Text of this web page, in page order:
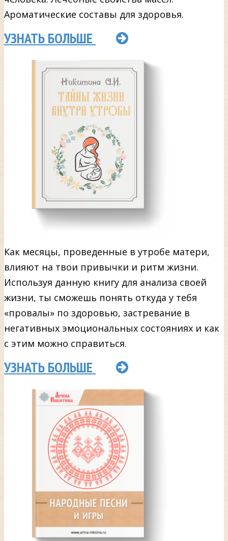
Ароматические составы для здоровья.
УЗНАТЬ БОЛЬШЕ
Как месяцы, проведенные в утробе матери,
влияют на твои привычки и ритм жизни.
Используя данную книгу для анализа своей
жизни, ты сможешь понять откуда у тебя
«провалы» по здоровью, застревание в
негативных эмоциональных состояниях и как
с этим можно справиться.
УЗНАТЬ БОЛЬШЕ